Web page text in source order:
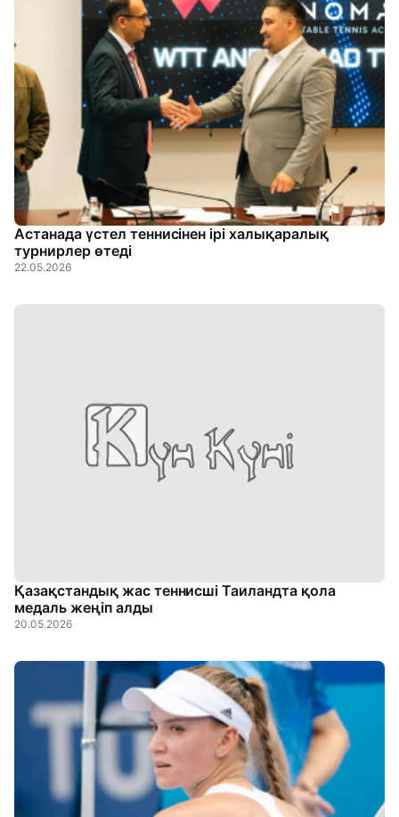
Астанада үстел теннисінен ірі халықаралық
турнирлер өтеді
22.05.2026
Қазақстандық жас теннисші Таиландта қола
медаль жеңіп алды
20.05.2026